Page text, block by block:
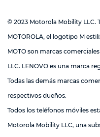
© 2023 Motorola Mobility LLC.
MOTOROLA, el logotipo M
MOTO son marcas
LLC. LENOVO es una marca
Todas las demás marcas
respectivos dueños.
Todos los teléfonos móviles
Motorola Mobility LLC, una